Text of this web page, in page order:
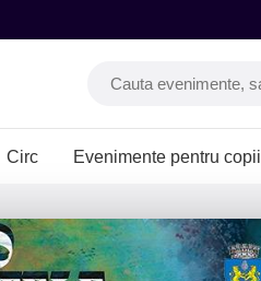
Circ Evenimente pentru copii